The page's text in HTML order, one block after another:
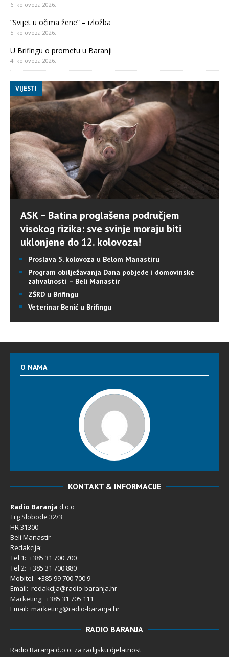
6. kolovoza 2026.
“Svijet u očima žene” – izložba
5. kolovoza 2026.
U Brifingu o prometu u Baranji
4. kolovoza 2026.
VIJESTI
ASK – Batina proglašena područjem
visokog rizika: sve svinje moraju biti
uklonjene do 12. kolovoza!
Proslava 5. kolovoza u Belom Manastiru
Program obilježavanja Dana pobjede i domovinske
zahvalnosti – Beli Manastir
ZŠRD u Brifingu
Veterinar Benić u Brifingu
O NAMA
KONTAKT & INFORMACIJE
Radio Baranja d.o.o
Trg Slobode 32/3
HR 31300
Beli Manastir
Redakcija:
Tel 1: +385 31 700 700
Tel 2: +385 31 700 880
Mobitel: +385 99 700 700 9
Email: redakcija@radio-baranja.hr
Marketing: +385 31 705 111
Email: marketing@radio-baranja.hr
RADIO BARANJA
Radio Baranja d.o.o. za radijsku djelatnost